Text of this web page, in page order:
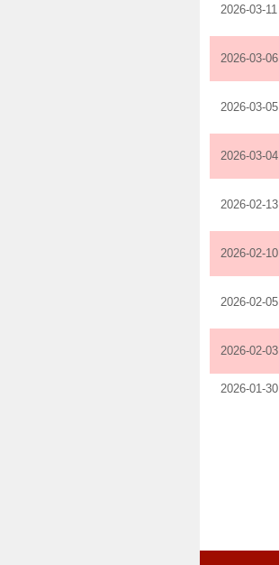
2026-03-11
2026-03-06
2026-03-05
2026-03-04
2026-02-13
2026-02-10
2026-02-05
2026-02-03
2026-01-30